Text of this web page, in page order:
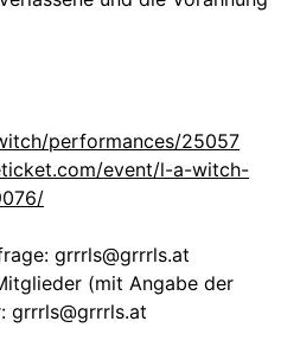
performances/25057
event/l-a-witch-
grrrls@grrrls.at
(mit Angabe der
grrrls@grrrls.at